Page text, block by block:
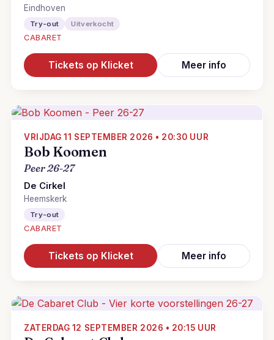
Eindhoven
Try-out Uitverkocht
CABARET
Tickets op Klicket Meer info
VRIJDAG 11 SEPTEMBER 2026 • 20:30 UUR
Bob Koomen
Peer 26-27
De Cirkel
Heemskerk
Try-out
CABARET
Tickets op Klicket Meer info
ZATERDAG 12 SEPTEMBER 2026 • 20:15 UUR